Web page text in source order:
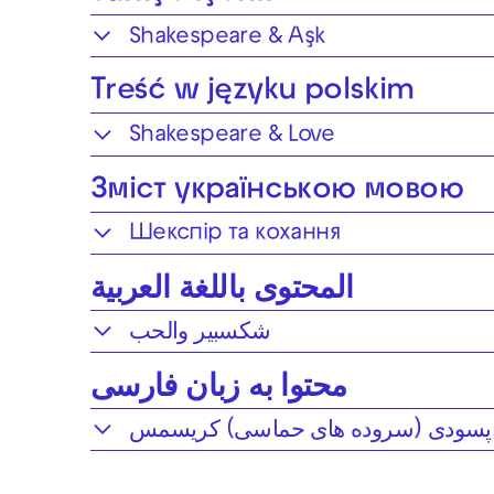
Shakespeare & Aşk
Treść w języku polskim
Shakespeare & Love
Зміст українською мовою
Шекспір та кохання
المحتوى باللغة العربية
شكسبير والحب
محتوا به زبان فارسی
(سروده های حماسی) کریسمس